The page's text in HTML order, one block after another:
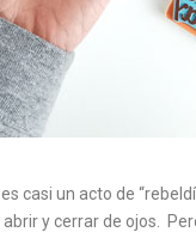
casi un acto de
y cerrar de ojos.